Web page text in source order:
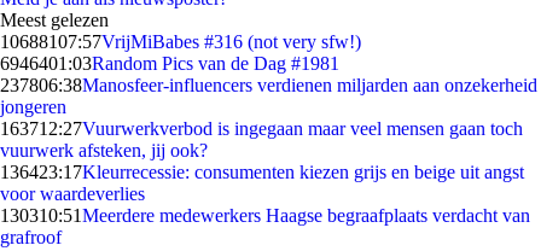
Meest gelezen
10688107:57VrijMiBabes #316 (not very sfw!)
6946401:03Random Pics van de Dag #1981
237806:38Manosfeer-influencers verdienen miljarden aan onzekerheid
jongeren
163712:27Vuurwerkverbod is ingegaan maar veel mensen gaan toch
vuurwerk afsteken, jij ook?
136423:17Kleurrecessie: consumenten kiezen grijs en beige uit angst
voor waardeverlies
130310:51Meerdere medewerkers Haagse begraafplaats verdacht van
grafroof